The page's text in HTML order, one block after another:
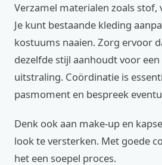
Verzamel materialen zoals stof,
Je kunt bestaande kleding
kostuums naaien. Zorg ervoor
dezelfde stijl aanhoudt voor
uitstraling. Coördinatie is
pasmoment en bespreek
Denk ook aan make-up en
look te versterken. Met goede
het een soepel proces.